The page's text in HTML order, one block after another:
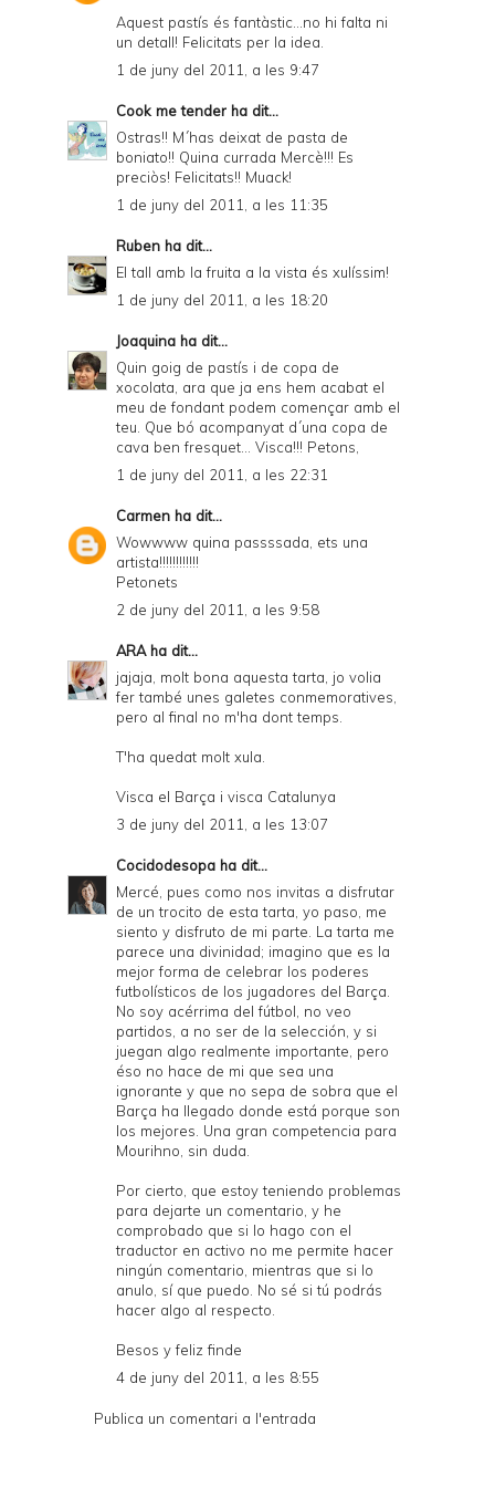
Aquest pastís és fantàstic...no hi falta ni
un detall! Felicitats per la idea.
1 de juny del 2011, a les 9:47
Cook me tender ha dit...
Ostras!! M´has deixat de pasta de
boniato!! Quina currada Mercè!!! Es
preciòs! Felicitats!! Muack!
1 de juny del 2011, a les 11:35
Ruben ha dit...
El tall amb la fruita a la vista és xulíssim!
1 de juny del 2011, a les 18:20
Joaquina ha dit...
Quin goig de pastís i de copa de
xocolata, ara que ja ens hem acabat el
meu de fondant podem començar amb el
teu. Que bó acompanyat d´una copa de
cava ben fresquet... Visca!!! Petons,
1 de juny del 2011, a les 22:31
Carmen ha dit...
Wowwww quina passssada, ets una
artista!!!!!!!!!!!!
Petonets
2 de juny del 2011, a les 9:58
ARAha dit...
jajaja, molt bona aquesta tarta, jo volia
fer també unes galetes conmemoratives,
pero al final no m'ha dont temps.
T'ha quedat molt xula.
Visca el Barça i visca Catalunya
3 de juny del 2011, a les 13:07
Cocidodesopa ha dit...
Mercé, pues como nos invitas a disfrutar
de un trocito de esta tarta, yo paso, me
siento y disfruto de mi parte. La tarta me
parece una divinidad; imagino que es la
mejor forma de celebrar los poderes
futbolísticos de los jugadores del Barça.
No soy acérrima del fútbol, no veo
partidos, a no ser de la selección, y si
juegan algo realmente importante, pero
éso no hace de mi que sea una
ignorante y que no sepa de sobra que el
Barça ha llegado donde está porque son
los mejores. Una gran competencia para
Mourihno, sin duda.
Por cierto, que estoy teniendo problemas
para dejarte un comentario, y he
comprobado que si lo hago con el
traductor en activo no me permite hacer
ningún comentario, mientras que si lo
anulo, sí que puedo. No sé si tú podrás
hacer algo al respecto.
Besos y feliz finde
4 de juny del 2011, a les 8:55
Publica un comentari a l'entrada